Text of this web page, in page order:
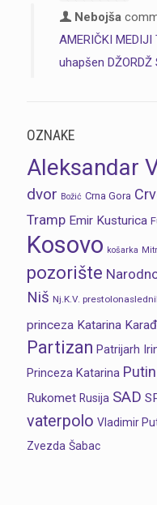
Nebojša
AMERIČKI
uhapšen DŽORDŽ
OZNAKE
Aleksandar
dvor Božić Crna Gora
Tramp Emir Kusturica
Kosovo košarka
pozorište
Niš Nj.K.V.
princeza Katarina
Partizan Patrijarh
Princeza Katarina Putin
Rukomet Rusija SAD
vaterpolo Vladimir
Zvezda Šabac